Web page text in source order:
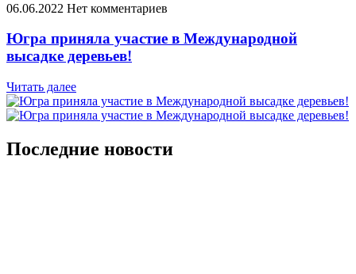
06.06.2022 Нет комментариев
Югра приняла участие в Международной
высадке деревьев!
Читать далее
Последние новости